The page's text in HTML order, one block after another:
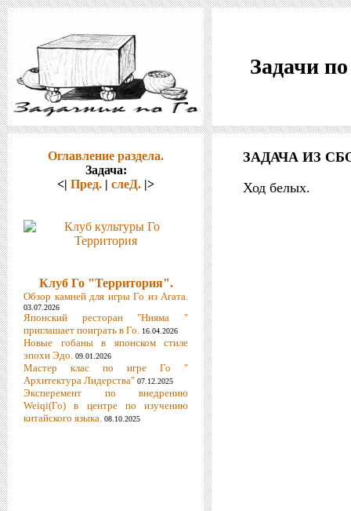
Задачи
Оглавление раздела.
Задача:
<| Пред. | слеД. |>
Клуб Го "Территория".
Обзор камней для игры Го из Агата.
03.07.2026
Японский ресторан "Нияма "
приглашает поиграть в Го. 16.04.2026
Новые гобаны в японском стиле
эпохи Эдо. 09.01.2026
Мастер клас по игре Го "
Архитектура Лидерства" 07.12.2025
Эксперемент по внедрению
Weiqi(Го) в центре по изучению
китайского языка. 08.10.2025
ЗАДАЧА ИЗ
Ход белых.